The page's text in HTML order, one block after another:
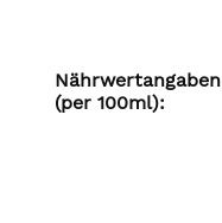
Nährwertangaben
(per 100ml):